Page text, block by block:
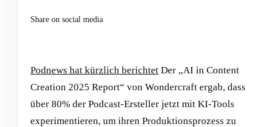
Share on social media
Podnews hat kürzlich berichtet Der „AI in Content
Creation 2025 Report“ von Wondercraft ergab, dass
über 80% der Podcast-Ersteller jetzt mit KI-Tools
experimentieren, um ihren Produktionsprozess zu